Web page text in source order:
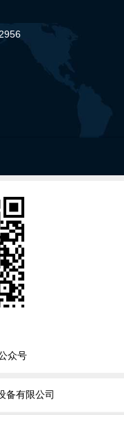
众号
备有限公司